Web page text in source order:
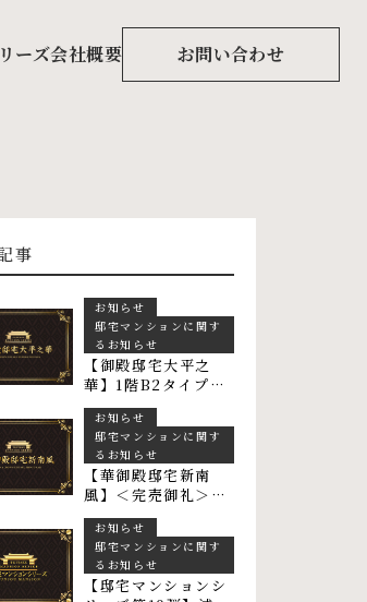
ーズ会社概要 お問い合わせ
事
お知らせ
邸宅マンションに関す
るお知らせ
【御殿邸宅大平之
華】1階B2タイプ
103 ご予約賜りまし
た
お知らせ
邸宅マンションに関す
るお知らせ
【華御殿邸宅新南
風】＜完売御礼＞お
かげさまで全戸完売
となりました
お知らせ
邸宅マンションに関す
るお知らせ
【邸宅マンションシ